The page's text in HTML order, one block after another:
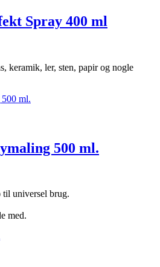
Spray 400 ml
keramik, ler, sten, papir og nogle
500 ml.
universel brug.
med.